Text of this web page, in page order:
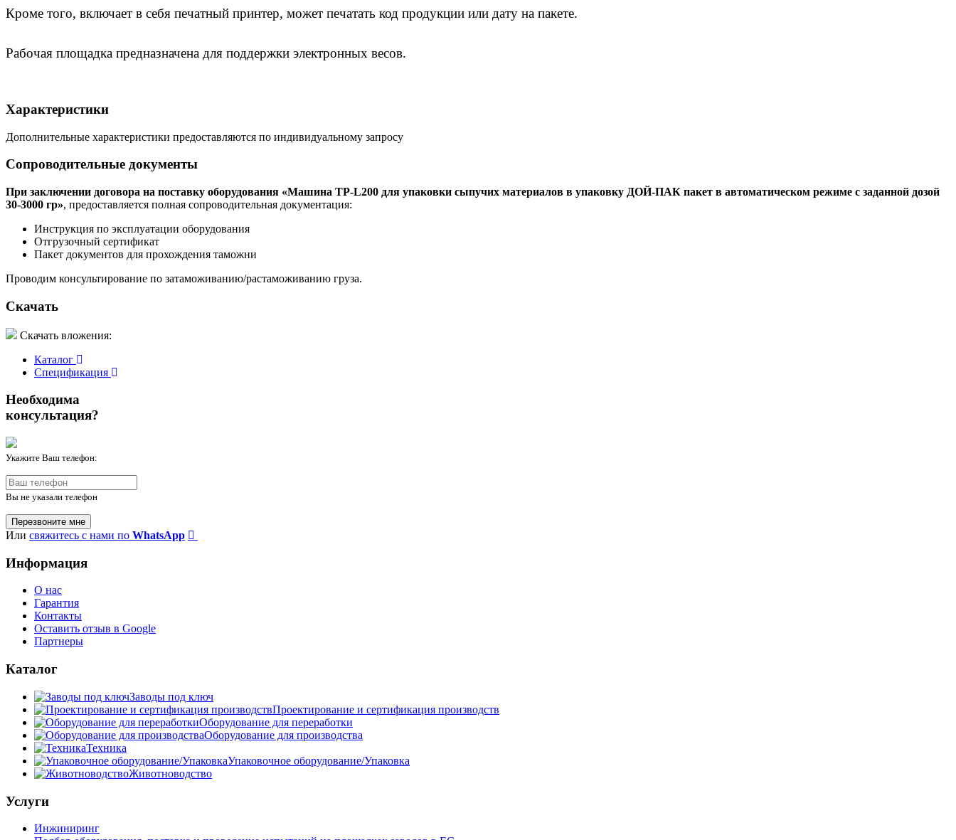
Кроме того, включает в себя печатный принтер, может печатать код продукции или дату на пакете.
Рабочая площадка предназначена для поддержки электронных весов.
Характеристики
Дополнительные характеристики предоставляются по индивидуальному запросу
Сопроводительные документы
При заключении договора на поставку оборудования «Машина TP-L200 для упаковки сыпучих материалов в упаковку ДОЙ-ПАК пакет в автоматическом режиме с заданной дозой
30-3000 гр», предоставляется полная сопроводительная документация:
Инструкция по эксплуатации оборудования
Отгрузочный сертификат
Пакет документов для прохождения таможни
Проводим консультирование по затаможиванию/растаможиванию груза.
Скачать
Скачать вложения:
Каталог
Спецификация
Необходима
консультация?
Укажите Ваш телефон:
Вы не указали телефон
Перезвоните мне
Или свяжитесь с нами по WhatsApp
Информация
О нас
Гарантия
Контакты
Оставить отзыв в Google
Партнеры
Каталог
Заводы под ключ
Проектирование и сертификация производств
Оборудование для переработки
Оборудование для производства
Техника
Упаковочное оборудование/Упаковка
Животноводство
Услуги
Инжиниринг